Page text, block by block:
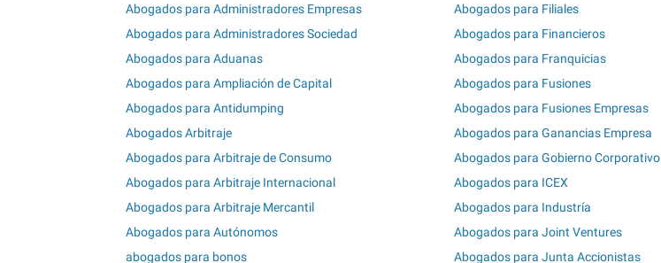
Abogados para Administradores Empresas
Abogados para Administradores Sociedad
Abogados para Aduanas
Abogados para Ampliación de Capital
Abogados para Antidumping
Abogados Arbitraje
Abogados para Arbitraje de Consumo
Abogados para Arbitraje Internacional
Abogados para Arbitraje Mercantil
Abogados para Autónomos
abogados para bonos
Abogados para Filiales
Abogados para Financieros
Abogados para Franquicias
Abogados para Fusiones
Abogados para Fusiones Empresas
Abogados para Ganancias Empresa
Abogados para Gobierno Corporativo
Abogados para ICEX
Abogados para Industría
Abogados para Joint Ventures
Abogados para Junta Accionistas